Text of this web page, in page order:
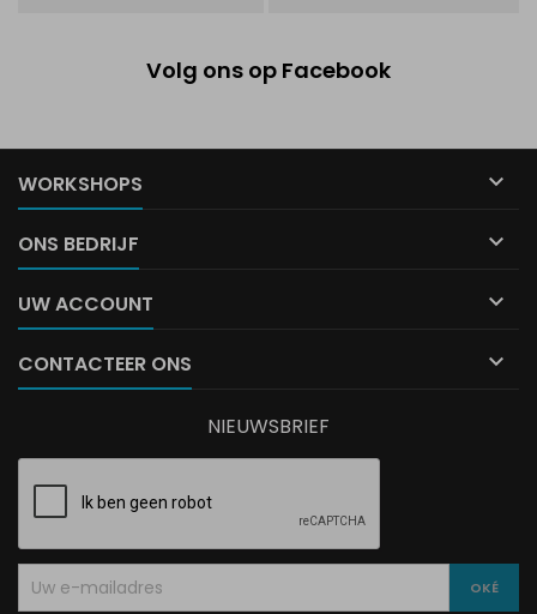
Volg ons op Facebook
WORKSHOPS 
ONS BEDRIJF 
UW ACCOUNT 
CONTACTEER ONS 
NIEUWSBRIEF